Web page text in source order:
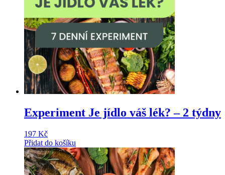
Experiment Je jídlo váš lék? – 2 týdny
197 Kč
Přidat do košíku